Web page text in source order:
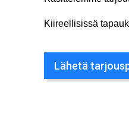
Kiireellisissä
Lähetä